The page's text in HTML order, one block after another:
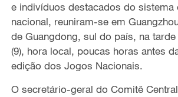
e indivíduos destacados do sistema
nacional, reuniram-se em
de Guangdong, sul do país, na
(9), hora local, poucas horas antes
edição dos Jogos Nacionais.
O secretário-geral do Comitê